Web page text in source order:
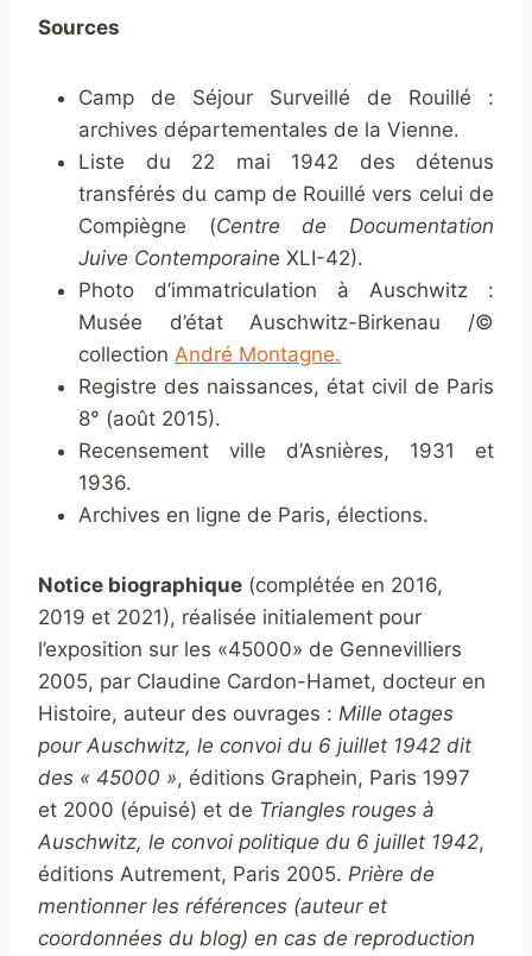
Sources
Camp de Séjour Surveillé de Rouillé :
archives départementales de la Vienne.
Liste du 22 mai 1942 des détenus
transférés du camp de Rouillé vers celui de
Compiègne (Centre de Documentation
Juive Contemporaine XLI-42).
Photo d’immatriculation à Auschwitz :
Musée d’état Auschwitz-Birkenau /©
collection André Montagne.
Registre des naissances, état civil de Paris
8° (août 2015).
Recensement ville d’Asnières, 1931 et
1936.
Archives en ligne de Paris, élections.
Notice biographique (complétée en 2016,
2019 et 2021), réalisée initialement pour
l’exposition sur les «45000» de Gennevilliers
2005, par Claudine Cardon-Hamet, docteur en
Histoire, auteur des ouvrages : Mille otages
pour Auschwitz, le convoi du 6 juillet 1942 dit
des « 45000 », éditions Graphein, Paris 1997
et 2000 (épuisé) et de Triangles rouges à
Auschwitz, le convoi politique du 6 juillet 1942,
éditions Autrement, Paris 2005. Prière de
mentionner les références (auteur et
coordonnées du blog) en cas de reproduction